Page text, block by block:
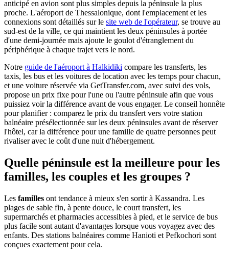
anticipé en avion sont plus simples depuis la péninsule la plus
proche. L'aéroport de Thessalonique, dont l'emplacement et les
connexions sont détaillés sur le site web de l'opérateur, se trouve au
sud-est de la ville, ce qui maintient les deux péninsules à portée
d'une demi-journée mais ajoute le goulot d'étranglement du
périphérique à chaque trajet vers le nord.
Notre guide de l'aéroport à Halkidiki compare les transferts, les
taxis, les bus et les voitures de location avec les temps pour chacun,
et une voiture réservée via GetTransfer.com, avec suivi des vols,
propose un prix fixe pour l'une ou l'autre péninsule afin que vous
puissiez voir la différence avant de vous engager. Le conseil honnête
pour planifier : comparez le prix du transfert vers votre station
balnéaire présélectionnée sur les deux péninsules avant de réserver
l'hôtel, car la différence pour une famille de quatre personnes peut
rivaliser avec le coût d'une nuit d'hébergement.
Quelle péninsule est la meilleure pour les
familles, les couples et les groupes ?
Les familles ont tendance à mieux s'en sortir à Kassandra. Les
plages de sable fin, à pente douce, le court transfert, les
supermarchés et pharmacies accessibles à pied, et le service de bus
plus facile sont autant d'avantages lorsque vous voyagez avec des
enfants. Des stations balnéaires comme Hanioti et Pefkochori sont
conçues exactement pour cela.